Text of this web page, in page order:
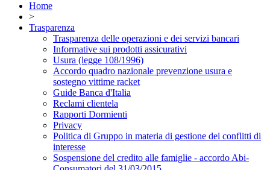
Home
>
Trasparenza
Trasparenza delle operazioni e dei servizi bancari
Informative sui prodotti assicurativi
Usura (legge 108/1996)
Accordo quadro nazionale prevenzione usura e
sostegno vittime racket
Guide Banca d'Italia
Reclami clientela
Rapporti Dormienti
Privacy
Politica di Gruppo in materia di gestione dei conflitti di
interesse
Sospensione del credito alle famiglie - accordo Abi-